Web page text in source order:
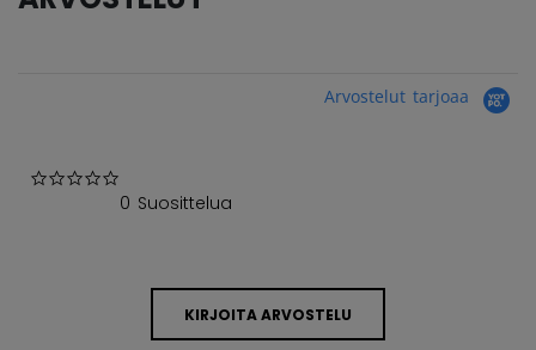
Arvostelut tarjoaa
0 Suosittelua
KIRJOITA ARVOSTELU